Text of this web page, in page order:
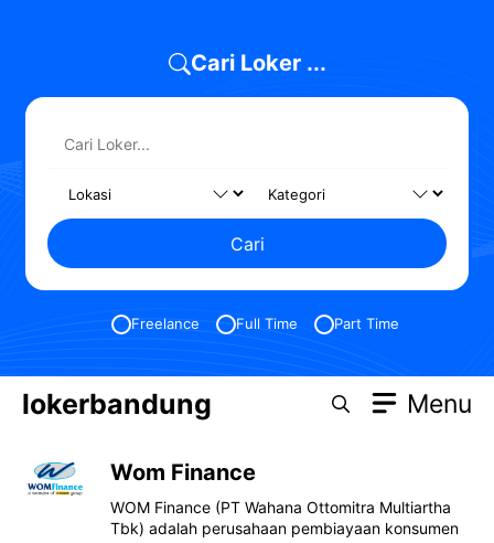
Cari Loker ...
Cari
Freelance Full Time Part Time
lokerbandung Menu
Wom Finance
WOM Finance (PT Wahana Ottomitra Multiartha
Tbk) adalah perusahaan pembiayaan konsumen